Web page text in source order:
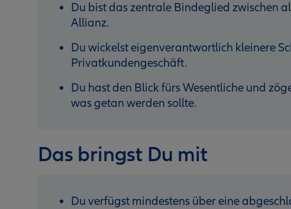
Du bist das zentrale Bindeglied zwischen
Allianz.
Du wickelst eigenverantwortlich kleinere
Privatkundengeschäft.
Du hast den Blick fürs Wesentliche und
was getan werden sollte.
Das bringst Du mit
Du verfügst mindestens über eine